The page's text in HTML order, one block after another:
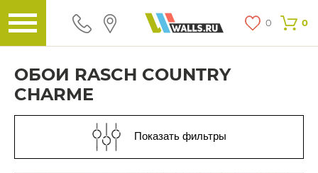
0 0
ОБОИ RASCH COUNTRY
CHARME
Показать фильтры